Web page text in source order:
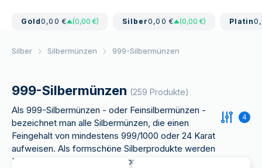
Gold0,00 € (0,00 €) Silber0,00 € (0,00 €) Platin
Silber Silbermünzen 999-Silbermünzen
999-Silbermünzen (259 Produkte)
Als 999-Silbermünzen - oder Feinsilbermünzen -
bezeichnet man alle Silbermünzen, die einen
Feingehalt von mindestens 999/1000 oder 24 Karat
aufweisen. Als formschöne Silberprodukte werden
Maple Leaf, Wiener Philharmoniker & Co. von
4